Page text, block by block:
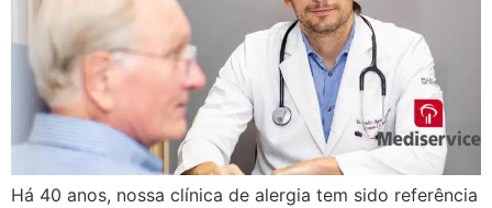
Há 40 anos, nossa clínica de alergia tem sido referência